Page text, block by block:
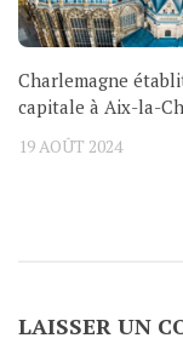
Charlemagne
capitale à Aix-la-
19 AOÛT 2024
LAISSER UN